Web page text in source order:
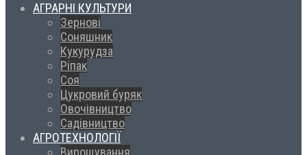
АГРАРНІ КУЛЬТУРИ
Зернові
Соняшник
Кукурудза
Ріпак
Соя
Цукровий буряк
Овочівництво
Садівництво
АГРОТЕХНОЛОГІЇ
Вирощування